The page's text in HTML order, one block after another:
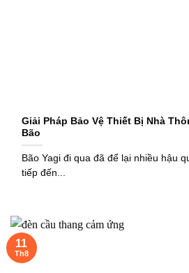
Giải Pháp Bảo Vệ Thiết Bị Nhà
Bão
Bão Yagi đi qua đã để lại nhiều hậu
tiếp đến...
11
Th8